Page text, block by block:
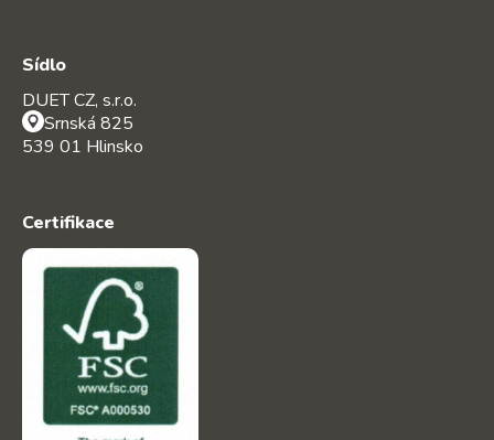
Sídlo
DUET CZ, s.r.o.
Srnská 825
539 01 Hlinsko
Certifikace